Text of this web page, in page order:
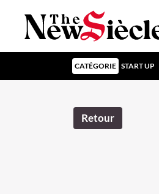
CATÉGORIE START UP
Retour